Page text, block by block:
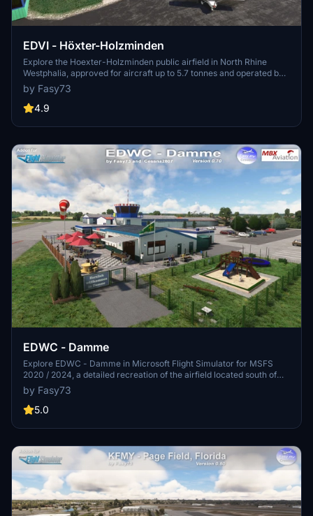
EDVI - Höxter-Holzminden
Explore the Hoexter-Holzminden public airfield in North Rhine
Westphalia, approved for aircraft up to 5.7 tonnes and operated by
Luftsport HÃ¶xter e. V. This add-on offers various flight modes
including helicopters, gliders, and model airplanes. Simply unzip
and drag the "fasy-edvi" folder into your Community folder to
use outlined by the author.
by Fasy73
4.9
EDWC - Damme
Explore EDWC - Damme in Microsoft Flight Simulator for MSFS
2020 / 2024, a detailed recreation of the airfield located south of
Damme in Lower Saxony, Germany. This add-on features
handmade 3D models, a mix of asphalt and grass runways, and
unique elements like a museum exhibit of a C160D Transall aircraft.
helipad, and more, all crafted from real pictures for an authentic
by Fasy73
5.0